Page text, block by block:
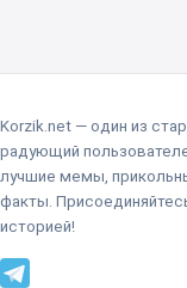
Korzik.net — один из
радующий
лучшие мемы,
факты.
историей!